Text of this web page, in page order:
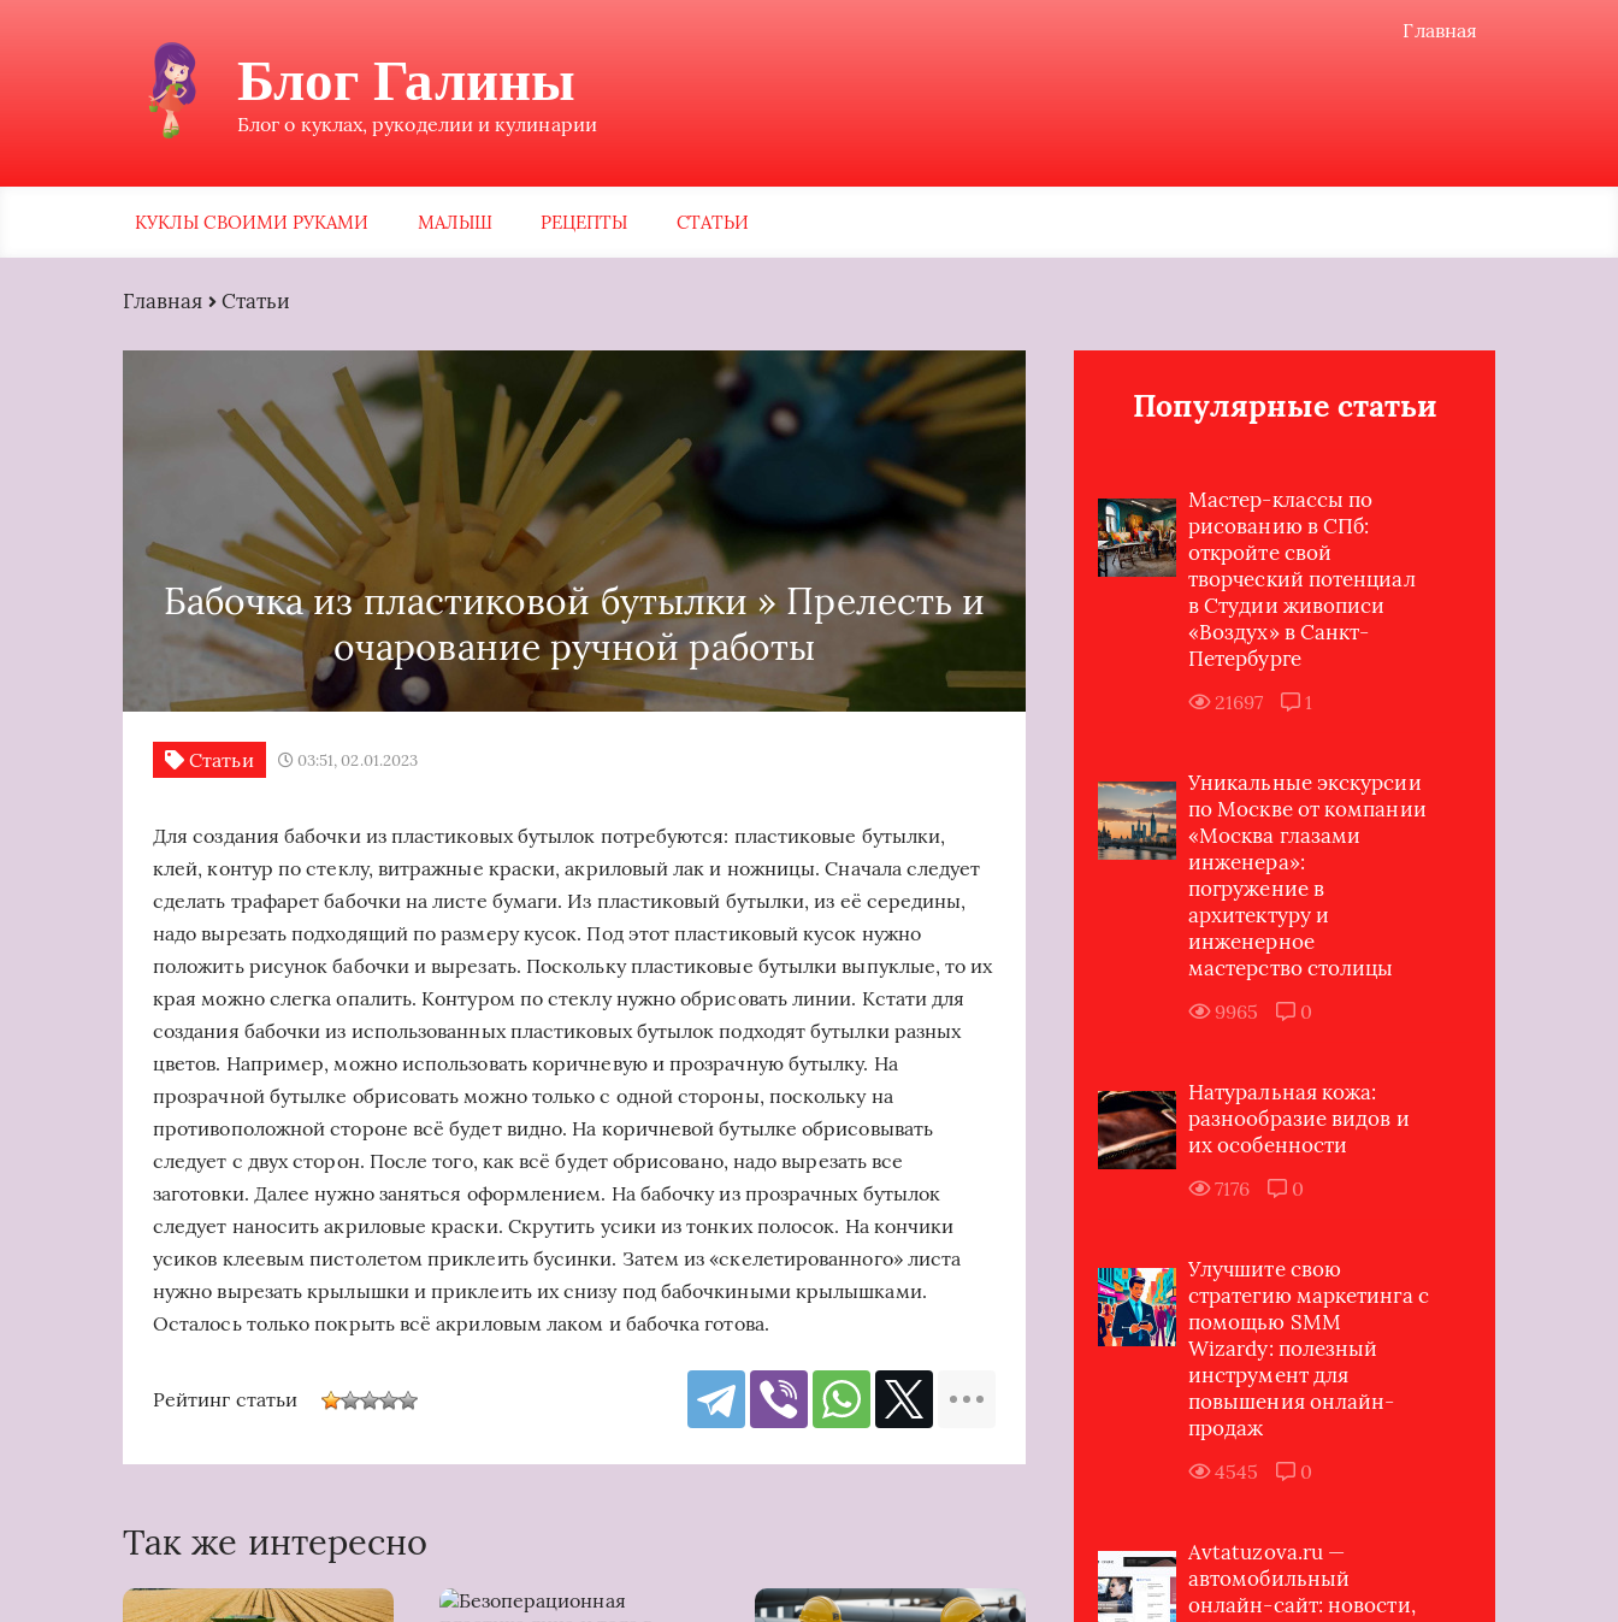
Главная
Блог Галины
Блог о куклах, рукоделии и кулинарии
КУКЛЫ СВОИМИ РУКАМИ МАЛЫШ РЕЦЕПТЫ СТАТЬИ
Главная Статьи
Бабочка из пластиковой бутылки » Прелесть и
очарование ручной работы
Статьи 03:51, 02.01.2023
Для создания бабочки из пластиковых бутылок потребуются: пластиковые бутылки,
клей, контур по стеклу, витражные краски, акриловый лак и ножницы. Сначала следует
сделать трафарет бабочки на листе бумаги. Из пластиковый бутылки, из её середины,
надо вырезать подходящий по размеру кусок. Под этот пластиковый кусок нужно
положить рисунок бабочки и вырезать. Поскольку пластиковые бутылки выпуклые, то их
края можно слегка опалить. Контуром по стеклу нужно обрисовать линии. Кстати для
создания бабочки из использованных пластиковых бутылок подходят бутылки разных
цветов. Например, можно использовать коричневую и прозрачную бутылку. На
прозрачной бутылке обрисовать можно только с одной стороны, поскольку на
противоположной стороне всё будет видно. На коричневой бутылке обрисовывать
следует с двух сторон. После того, как всё будет обрисовано, надо вырезать все
заготовки. Далее нужно заняться оформлением. На бабочку из прозрачных бутылок
следует наносить акриловые краски. Скрутить усики из тонких полосок. На кончики
усиков клеевым пистолетом приклеить бусинки. Затем из «скелетированного» листа
нужно вырезать крылышки и приклеить их снизу под бабочкиными крылышками.
Осталось только покрыть всё акриловым лаком и бабочка готова.
Рейтинг статьи
Так же интересно
Популярные статьи
Мастер-классы по
рисованию в СПб:
откройте свой
творческий потенциал
в Студии живописи
«Воздух» в Санкт-
Петербурге
21697 1
Уникальные экскурсии
по Москве от компании
«Москва глазами
инженера»:
погружение в
архитектуру и
инженерное
мастерство столицы
9965 0
Натуральная кожа:
разнообразие видов и
их особенности
7176 0
Улучшите свою
стратегию маркетинга с
помощью SMM
Wizardy: полезный
инструмент для
повышения онлайн-
продаж
4545 0
Avtatuzova.ru —
автомобильный
онлайн-сайт: новости,